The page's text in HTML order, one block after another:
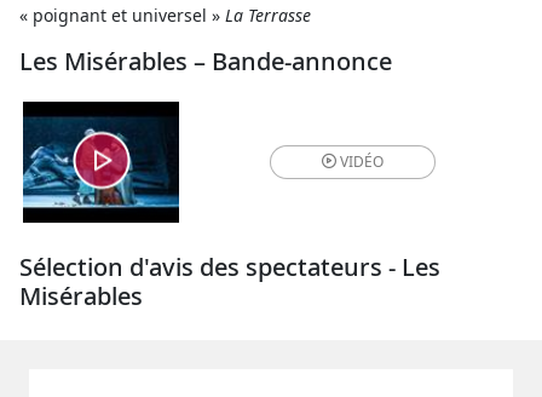
« poignant et universel » La Terrasse
Les Misérables – Bande-annonce
VIDÉO
Sélection d'avis des spectateurs - Les
Misérables